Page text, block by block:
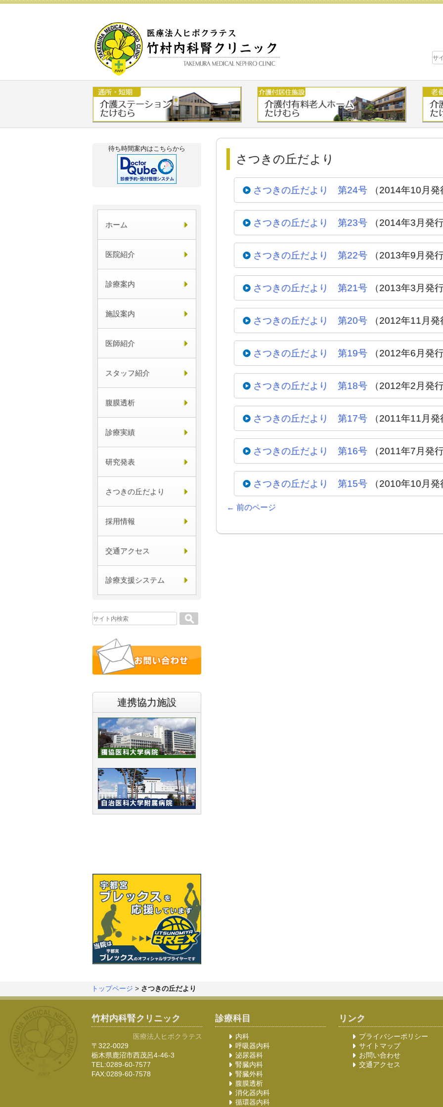
Skip to content
待ち時間案内はこちらから
ホーム
医院紹介
診療案内
施設案内
医師紹介
スタッフ紹介
腹膜透析
診療実績
研究発表
さつきの丘だより
採用情報
交通アクセス
診療支援システム
Search
連携協力施設
さつきの丘だより
さつきの丘だより 第24号 （2014年10月発
さつきの丘だより 第23号 （2014年3月発行
さつきの丘だより 第22号 （2013年9月発行
さつきの丘だより 第21号 （2013年3月発行
さつきの丘だより 第20号 （2012年11月発
さつきの丘だより 第19号 （2012年6月発行
さつきの丘だより 第18号 （2012年2月発行
さつきの丘だより 第17号 （2011年11月発
さつきの丘だより 第16号 （2011年7月発行
さつきの丘だより 第15号 （2010年10月発
Posts navigation
← 前のページ
トップページ > さつきの丘だより
竹村内科腎クリニック
医療法人ヒポクラテス
〒322-0029
栃木県鹿沼市西茂呂4-46-3
TEL:0289-60-7577
FAX:0289-60-7578
診療科目
内科
呼吸器内科
泌尿器科
腎臓内科
腎臓外科
腹膜透析
消化器内科
循環器内科
リンク
プライバシーポリシー
サイトマップ
お問い合わせ
交通アクセス